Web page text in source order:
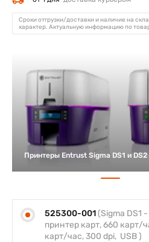
525300-001 (Sigma DS1
принтер карт, 660 карт/
карт/час, 300 dpi, USB )
Сроки отгрузки/доставки и наличие на
характер. Актуальную информацию по
Принтеры Entrust Sigma DS1 и DS2